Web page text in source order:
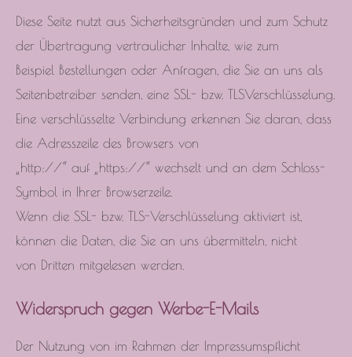
Diese Seite nutzt aus Sicherheitsgründen und zum Schutz
der Übertragung vertraulicher Inhalte, wie zum
Beispiel Bestellungen oder Anfragen, die Sie an uns als
Seitenbetreiber senden, eine SSL- bzw. TLSVerschlüsselung.
Eine verschlüsselte Verbindung erkennen Sie daran, dass
die Adresszeile des Browsers von
„http://“ auf „https://“ wechselt und an dem Schloss-
Symbol in Ihrer Browserzeile.
Wenn die SSL- bzw. TLS-Verschlüsselung aktiviert ist,
können die Daten, die Sie an uns übermitteln, nicht
von Dritten mitgelesen werden.
Widerspruch gegen Werbe-E-Mails
Der Nutzung von im Rahmen der Impressumspflicht